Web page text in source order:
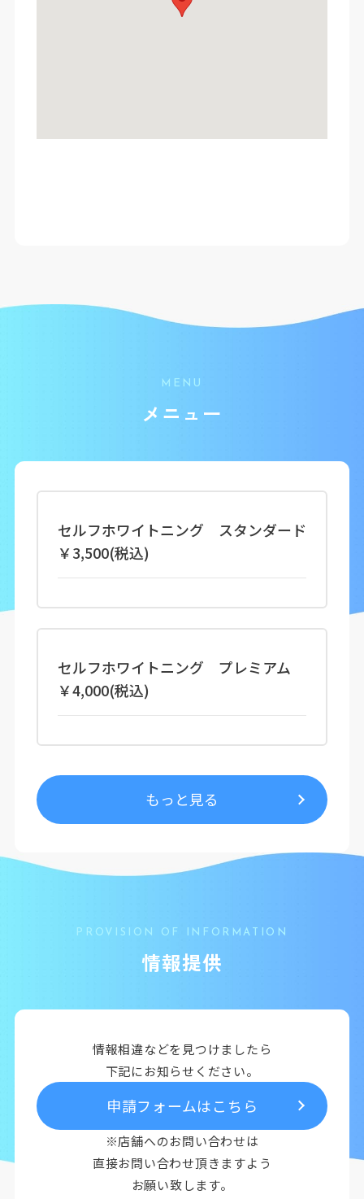
MENU
メニュー
セルフホワイトニング スタンダード
￥3,500(税込)
セルフホワイトニング プレミアム
￥4,000(税込)
もっと見る
PROVISION OF INFORMATION
情報提供
情報相違などを見つけましたら
下記にお知らせください。
申請フォームはこちら
※店舗へのお問い合わせは
直接お問い合わせ頂きますよう
お願い致します。